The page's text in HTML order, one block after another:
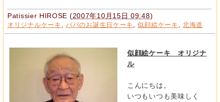
Patissier HIROSE (2007年10月15日 09:48)
オリジナルケーキ ,パパのお誕生日ケーキ ,似顔絵ケーキ ,北海道
似顔絵ケーキ オリジナ
ル
こんにちは。
いつもいつも美味しく